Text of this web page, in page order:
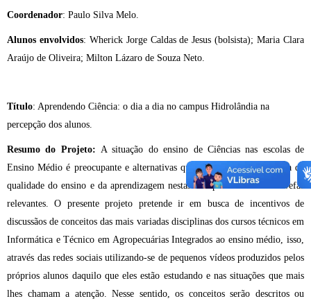
Coordenador: Paulo Silva Melo.
Alunos envolvidos: Wherick Jorge Caldas de Jesus (bolsista); Maria Clara
Araújo de Oliveira; Milton Lázaro de Souza Neto.
Título: Aprendendo Ciência: o dia a dia no campus Hidrolândia na
percepção dos alunos.
Resumo do Projeto: A situação do ensino de Ciências nas escolas de
Ensino Médio é preocupante e alternativas que busquem uma melhoria da
qualidade do ensino e da aprendizagem nestas disciplinsa se tonam tarefas
relevantes. O presente projeto pretende ir em busca de incentivos de
discussãos de conceitos das mais variadas disciplinas dos cursos técnicos em
Informática e Técnico em Agropecuárias Integrados ao ensino médio, isso,
através das redes sociais utilizando-se de pequenos vídeos produzidos pelos
próprios alunos daquilo que eles estão estudando e nas situações que mais
lhes chamam a atenção. Nesse sentido, os conceitos serão descritos ou